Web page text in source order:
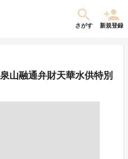
さがす 新規登録
山融通弁財天華水供特別